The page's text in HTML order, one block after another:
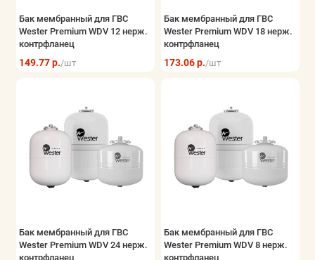
Бак мембранный для ГВС
Wester Premium WDV 12 нерж.
контрфланец
149.77 р./шт
Бак мембранный для ГВС
Wester Premium WDV 18 нерж.
контрфланец
173.06 р./шт
Бак мембранный для ГВС
Wester Premium WDV 24 нерж.
контрфланец
Бак мембранный для ГВС
Wester Premium WDV 8 нерж.
контрфланец